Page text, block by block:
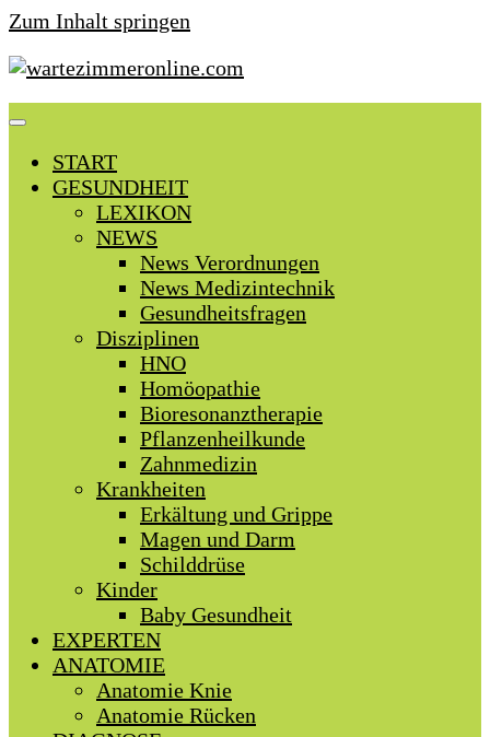
Zum Inhalt springen
START
GESUNDHEIT
LEXIKON
NEWS
News Verordnungen
News Medizintechnik
Gesundheitsfragen
Disziplinen
HNO
Homöopathie
Bioresonanztherapie
Pflanzenheilkunde
Zahnmedizin
Krankheiten
Erkältung und Grippe
Magen und Darm
Schilddrüse
Kinder
Baby Gesundheit
EXPERTEN
ANATOMIE
Anatomie Knie
Anatomie Rücken